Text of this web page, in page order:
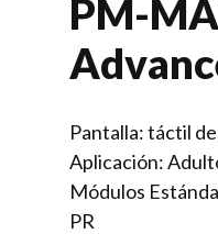
PM-
Pantalla: táctil de
Aplicación:
Módulos
PR